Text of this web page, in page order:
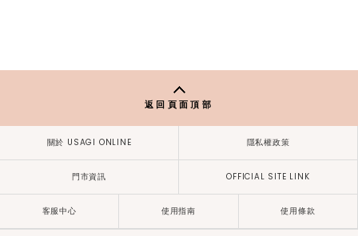
返回頁面頂部
關於 USAGI ONLINE 隱私權政策
門市資訊 OFFICIAL SITE LINK
客服中心 使用指南 使用條款